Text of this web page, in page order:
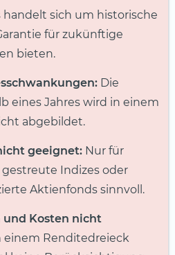
handelt sich um historische
für zukünftige
bieten.
Die
eines Jahres wird in einem
abgebildet.
geeignet: Nur für
Indizes oder
Aktienfonds sinnvoll.
Kosten nicht
einem Renditedreieck